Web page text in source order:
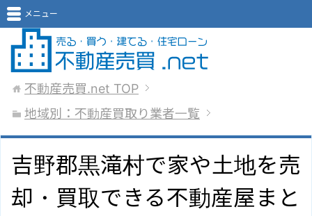
メニュー
不動産売買.net TOP
地域別：不動産買取り業者一覧
吉野郡黒滝村で家や土地を売
却・買取できる不動産屋まと